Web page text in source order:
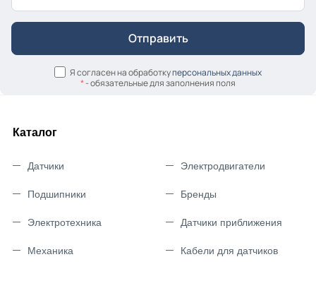
Я согласен на обработкуперсональных данных
*- обязательные для заполнения поля
Каталог
Датчики
Подшипники
Электротехника
Механика
Электродвигатели
Бренды
Датчики приближения
Кабели для датчиков